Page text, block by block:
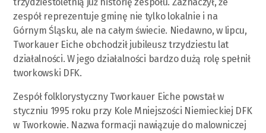
trzydziestoletnią już historię zespołu. Zaznaczył, że
zespół reprezentuje gminę nie tylko lokalnie i na
Górnym Śląsku, ale na całym świecie. Niedawno, w lipcu,
Tworkauer Eiche obchodził jubileusz trzydziestu lat
działalności. W jego działalności bardzo dużą rolę spełnił
tworkowski DFK.
Zespół folklorystyczny Tworkauer Eiche powstał w
styczniu 1995 roku przy Kole Mniejszości Niemieckiej DFK
w Tworkowie. Nazwa formacji nawiązuje do malowniczej